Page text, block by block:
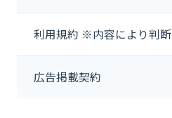
利用規約 ※内容により判断
広告掲載契約